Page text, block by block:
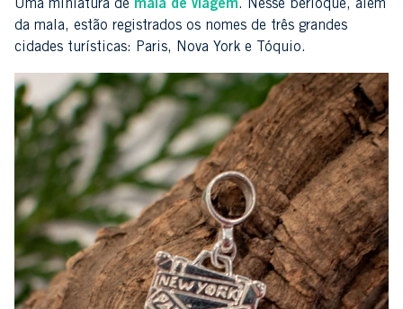
Uma miniatura de mala de viagem. Nesse berloque, além
da mala, estão registrados os nomes de três grandes
cidades turísticas: Paris, Nova York e Tóquio.